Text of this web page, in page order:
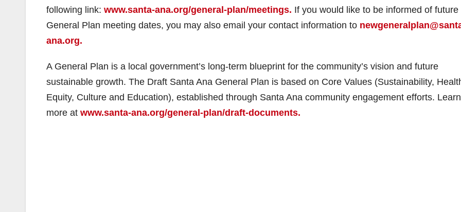
following link: www.santa-ana.org/general-plan/meetings. If you would like to be informed of future
General Plan meeting dates, you may also email your contact information to
ana.org.
A General Plan is a local government’s long-term blueprint for the community’s vision and future
sustainable growth. The Draft Santa Ana General Plan is based on Core Values (Sustainability,
Equity, Culture and Education), established through Santa Ana community engagement efforts. Learn
more at www.santa-ana.org/general-plan/draft-documents.